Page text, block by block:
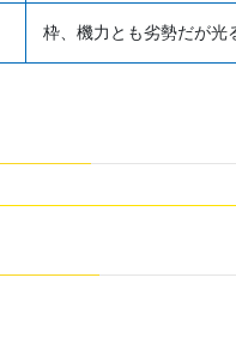
枠、機力とも劣勢だが光